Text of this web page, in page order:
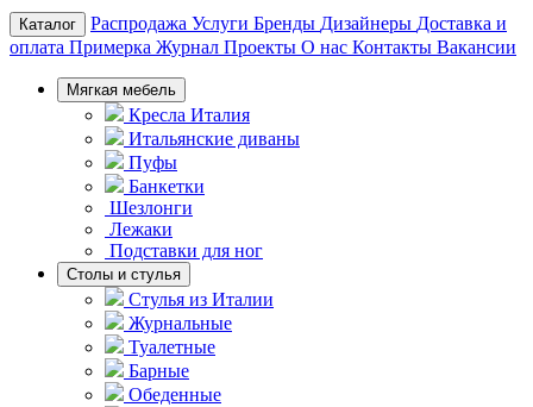
Каталог Распродажа Услуги Бренды Дизайнеры Доставка и
оплата Примерка Журнал Проекты О нас Контакты Вакансии
Мягкая мебель
Кресла Италия
Итальянские диваны
Пуфы
Банкетки
Шезлонги
Лежаки
Подставки для ног
Столы и стулья
Стулья из Италии
Журнальные
Туалетные
Барные
Обеденные